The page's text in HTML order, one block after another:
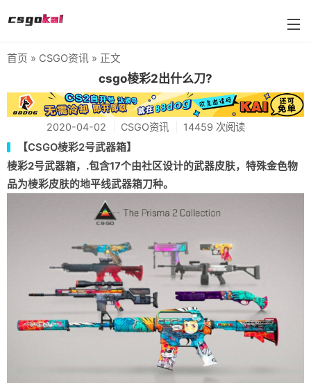
farmskins
88dog
flamecases
首页 » CSGO资讯 » 正文
csgo棱彩2出什么刀?
2020-04-02 CSGO资讯 14459 次阅读
【CSGO棱彩2号武器箱】
棱彩2号武器箱，.包含17个由社区设计的武器皮肤，特殊金色物
品为棱彩皮肤的地平线武器箱刀种。